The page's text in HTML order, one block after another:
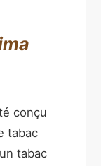
conçu
tabac
tabac